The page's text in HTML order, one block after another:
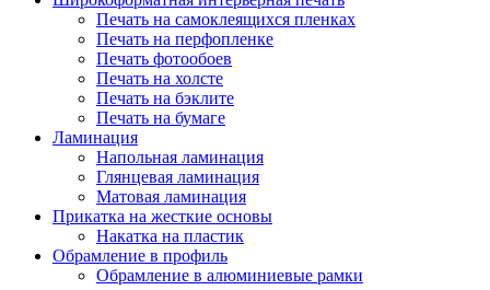
Печать на самоклеящихся пленках
Печать на перфопленке
Печать фотообоев
Печать на холсте
Печать на бэклите
Печать на бумаге
Ламинация
Напольная ламинация
Глянцевая ламинация
Матовая ламинация
Прикатка на жесткие основы
Накатка на пластик
Обрамление в профиль
Обрамление в алюминиевые рамки